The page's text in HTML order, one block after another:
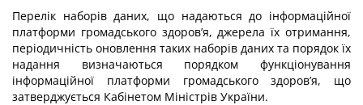
Перелік наборів даних, що надаються до інформаційної
платформи громадського здоров’я, джерела їх отримання,
періодичність оновлення таких наборів даних та порядок їх
надання визначаються порядком функціонування
інформаційної платформи громадського здоров’я, що
затверджується Кабінетом Міністрів України.